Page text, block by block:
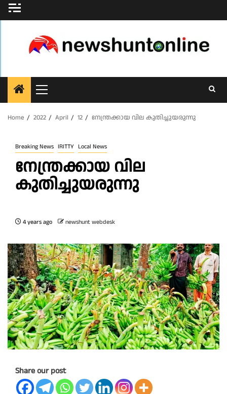
Skip
to
Primary
Menu
Home
2022 April 12 നേന്ത്രക്കായ വില കുതിച്ചുയരുന്നു
Breaking News IRITTY Local News
നേന്ത്രക്കായ വില
കുതിച്ചുയരുന്നു
4 years ago newshunt webdesk
Share our post